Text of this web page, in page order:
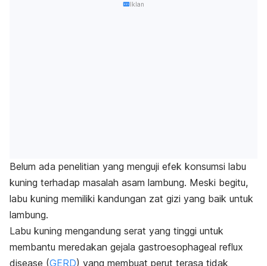
Iklan
Belum ada penelitian yang menguji efek konsumsi labu
kuning terhadap masalah asam lambung. Meski begitu,
labu kuning memiliki kandungan zat gizi yang baik untuk
lambung.
Labu kuning mengandung serat yang tinggi untuk
membantu meredakan gejala gastroesophageal reflux
disease (GERD) yang membuat perut terasa tidak